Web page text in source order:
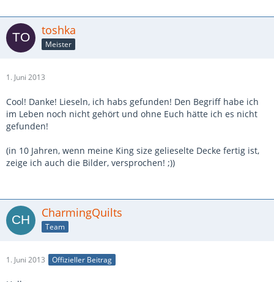
toshka
Meister
1. Juni 2013
Cool! Danke! Lieseln, ich habs gefunden! Den Begriff habe ich
im Leben noch nicht gehört und ohne Euch hätte ich es nicht
gefunden!
(in 10 Jahren, wenn meine King size gelieselte Decke fertig ist,
zeige ich auch die Bilder, versprochen! ;))
CharmingQuilts
Team
1. Juni 2013 Offizieller Beitrag